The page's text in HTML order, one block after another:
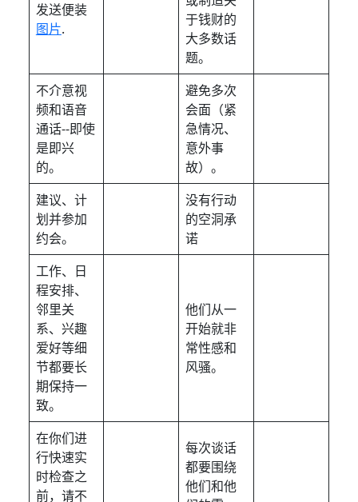
发送便装
图片.
于钱财的
大多数话
题。
不介意视
频和语音
通话--即使
是即兴
的。
避免多次
会面（紧
急情况、
意外事
故）。
建议、计
划并参加
约会。
没有行动
的空洞承
诺
工作、日
程安排、
邻里关
系、兴趣
爱好等细
节都要长
期保持一
致。
他们从一
开始就非
常性感和
风骚。
在你们进
行快速实
时检查之
前，请不
每次谈话
都要围绕
他们和他